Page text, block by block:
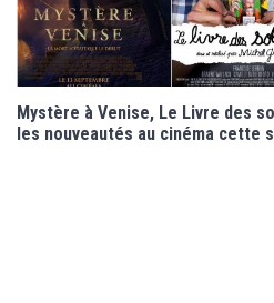
Mystère à Venise, Le Livre des
les nouveautés au cinéma cette